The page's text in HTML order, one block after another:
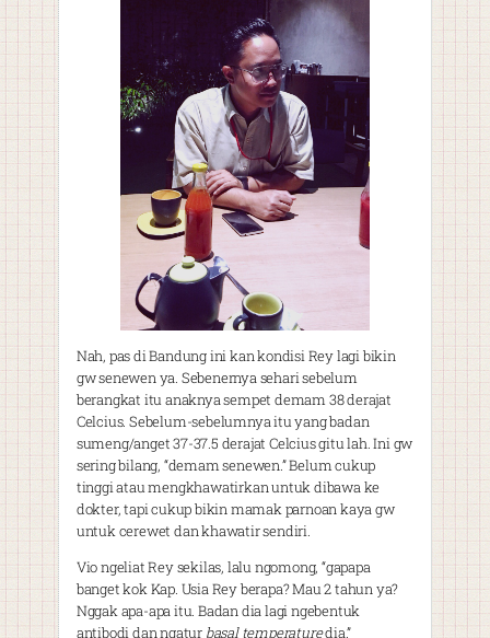
Nah, pas di Bandung ini kan kondisi Rey lagi bikin
gw senewen ya. Sebenernya sehari sebelum
berangkat itu anaknya sempet demam 38 derajat
Celcius. Sebelum-sebelumnya itu yang badan
sumeng/anget 37-37.5 derajat Celcius gitu lah. Ini gw
sering bilang, “demam senewen.” Belum cukup
tinggi atau mengkhawatirkan untuk dibawa ke
dokter, tapi cukup bikin mamak parnoan kaya gw
untuk cerewet dan khawatir sendiri.
Vio ngeliat Rey sekilas, lalu ngomong, “gapapa
banget kok Kap. Usia Rey berapa? Mau 2 tahun ya?
Nggak apa-apa itu. Badan dia lagi ngebentuk
antibodi dan ngatur basal temperaturedia.”